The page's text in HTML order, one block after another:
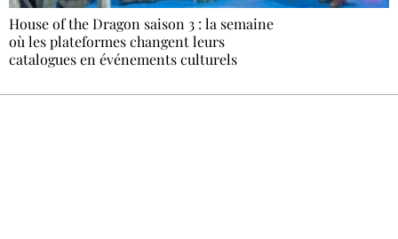
House of the Dragon saison 3 : la semaine
où les plateformes changent leurs
catalogues en événements culturels